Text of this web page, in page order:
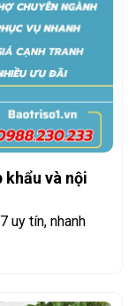
khẩu và nội
uy tín, nhanh